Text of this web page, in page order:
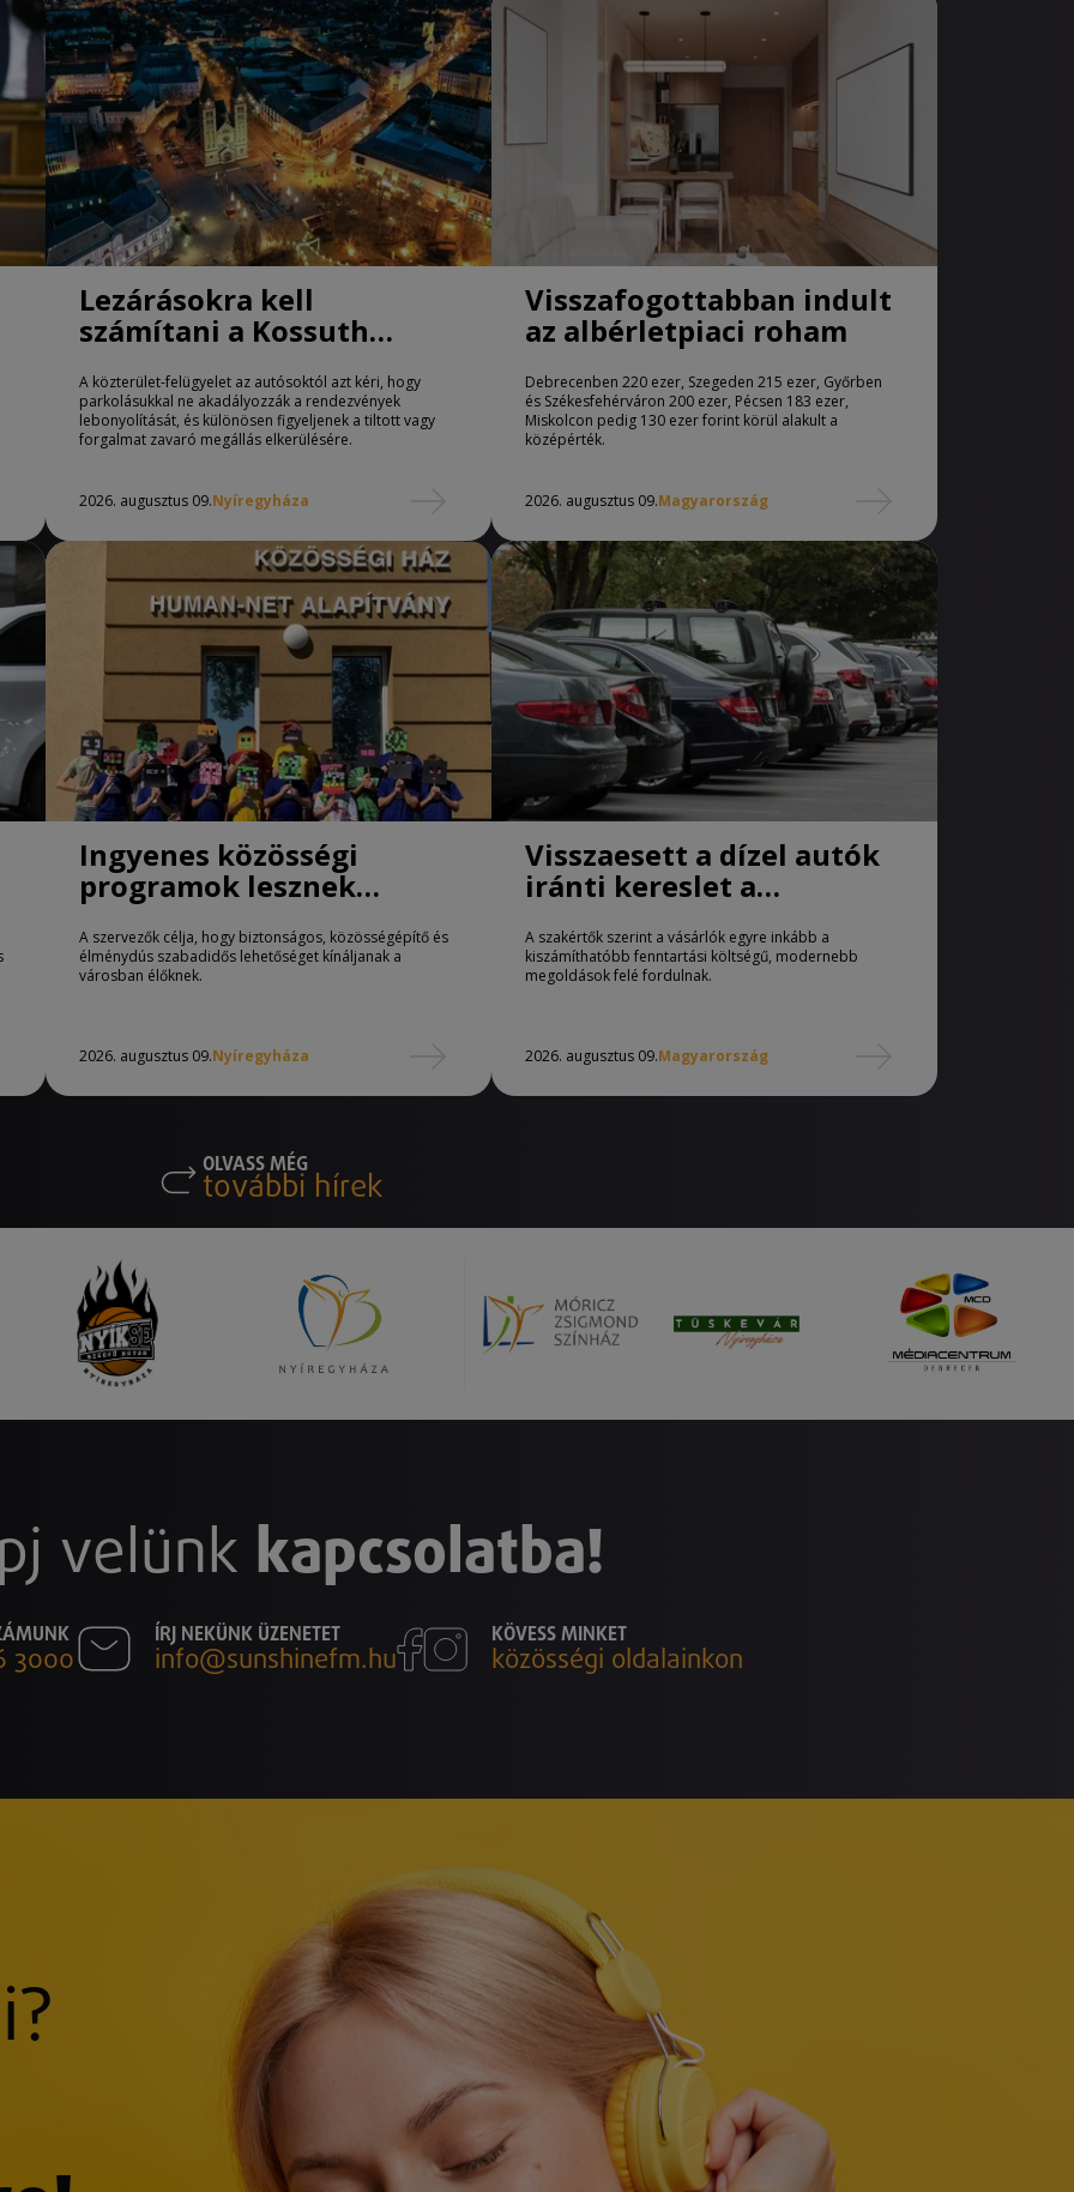
Lezárásokra kell
számítani a Kossuth
A közterület-felügyelet az autósoktól azt kéri, hogy
parkolásukkal ne akadályozzák a rendezvények
lebonyolítását, és különösen figyeljenek a tiltott vagy
forgalmat zavaró megállás elkerülésére.
2026. augusztus 09.Nyíregyháza
Visszafogottabban indult
az albérletpiaci roham
Debrecenben 220 ezer, Szegeden 215 ezer, Győrben
és Székesfehérváron 200 ezer, Pécsen 183 ezer,
Miskolcon pedig 130 ezer forint körül alakult a
középérték.
2026. augusztus 09.Magyarország
Ingyenes közösségi
programok lesznek
Nyíregyházán
A szervezők célja, hogy biztonságos, közösségépítő és
élménydús szabadidős lehetőséget kínáljanak a
városban élőknek.
2026. augusztus 09.Nyíregyháza
Visszaesett a dízel autók
iránti kereslet a
A szakértők szerint a vásárlók egyre inkább a
kiszámíthatóbb fenntartási költségű, modernebb
megoldások felé fordulnak.
2026. augusztus 09.Magyarország
OLVASS MÉG
további hírek
velünk kapcsolatba!
3000
ÍRJ NEKÜNK ÜZENETET
info@sunshinefm.hu
KÖVESS MINKET
közösségi oldalainkon